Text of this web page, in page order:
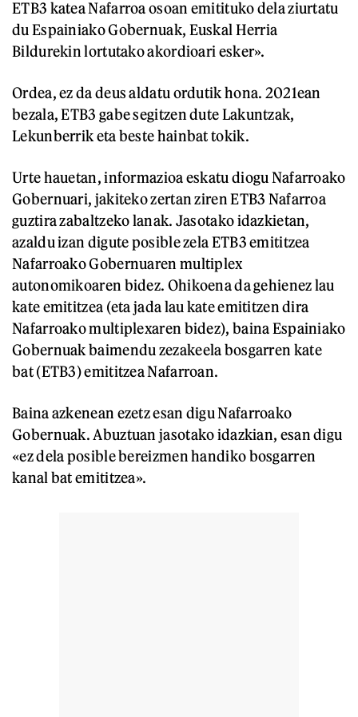
ETB3 katea Nafarroa osoan emitituko dela ziurtatu
du Espainiako Gobernuak, Euskal Herria
Bildurekin lortutako akordioari esker».
Ordea, ez da deus aldatu ordutik hona. 2021ean
bezala, ETB3 gabe segitzen dute Lakuntzak,
Lekunberrik eta beste hainbat tokik.
Urte hauetan, informazioa eskatu diogu Nafarroako
Gobernuari, jakiteko zertan ziren ETB3 Nafarroa
guztira zabaltzeko lanak. Jasotako idazkietan,
azaldu izan digute posible zela ETB3 emititzea
Nafarroako Gobernuaren multiplex
autonomikoaren bidez. Ohikoena da gehienez lau
kate emititzea (eta jada lau kate emititzen dira
Nafarroako multiplexaren bidez), baina Espainiako
Gobernuak baimendu zezakeela bosgarren kate
bat (ETB3) emititzea Nafarroan.
Baina azkenean ezetz esan digu Nafarroako
Gobernuak. Abuztuan jasotako idazkian, esan digu
«ez dela posible bereizmen handiko bosgarren
kanal bat emititzea».